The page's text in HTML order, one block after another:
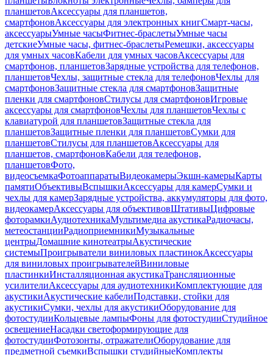
планшетовАксессуары для планшетов,
смартфоновАксессуары для электронных книгСмарт-часы,
аксессуарыУмные часыФитнес-браслетыУмные часы
детскиеУмные часы, фитнес-браслетыРемешки, аксессуары
для умных часовКабели для умных часовАксессуары для
смартфонов, планшетовЗарядные устройства для телефонов,
планшетовЧехлы, защитные стекла для телефоновЧехлы для
смартфоновЗащитные стекла для смартфоновЗащитные
пленки для смартфоновСтилусы для смартфоновИгровые
аксессуары для смартфоновЧехлы для планшетовЧехлы с
клавиатурой для планшетовЗащитные стекла для
планшетовЗащитные пленки для планшетовСумки для
планшетовСтилусы для планшетовАксессуары для
планшетов, смартфоновКабели для телефонов,
планшетовФото,
видеосъемкаФотоаппаратыВидеокамерыЭкшн-камерыКарты
памятиОбъективыВспышкиАксессуары для камерСумки и
чехлы для камерЗарядные устройства, аккумуляторы для фото,
видеокамерАксессуары для объективовШтативыЦифровые
фоторамкиАудиотехникаМультимедиа акустикаРадиочасы,
метеостанцииРадиоприемникиМузыкальные
центрыДомашние кинотеатрыАкустические
системыПроигрыватели виниловых пластинокАксессуары
для виниловых проигрывателейВиниловые
пластинкиИнсталляционная акустикаТрансляционные
усилителиАксессуары для аудиотехникиКомплектующие для
акустикиАкустические кабелиПодставки, стойки для
акустикиСумки, чехлы для акустикиОборудование для
фотостудииКольцевые лампыФоны для фотостудииСтудийное
освещениеНасадки светоформирующие для
фотостудииФотозонты, отражателиОборудование для
предметной съемкиВспышки студийныеКомплекты